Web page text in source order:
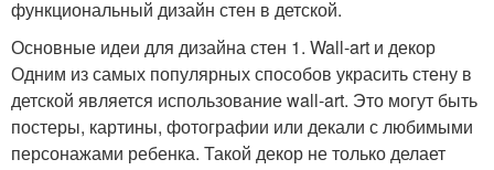
функциональный дизайн стен в детской.
Основные идеи для дизайна стен 1. Wall-art и декор
Одним из самых популярных способов украсить стену в
детской является использование wall-art. Это могут быть
постеры, картины, фотографии или декали с любимыми
персонажами ребенка. Такой декор не только делает